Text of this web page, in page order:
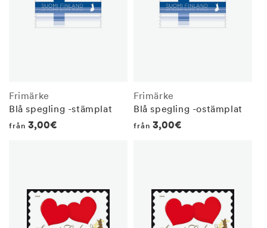
Frimärke
Blå spegling -stämplat
Regular
från 3,00€
Frimärke
Blå spegling -ostämplat
Regular
från 3,00€